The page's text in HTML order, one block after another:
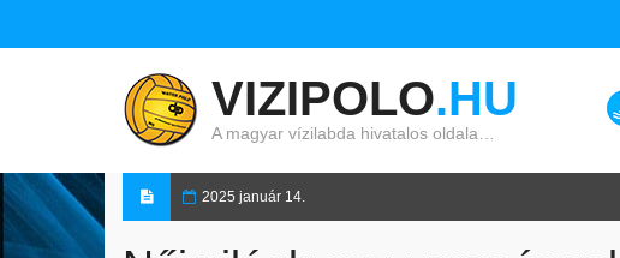
VIZIPOLO.HU
A magyar vízilabda hivatalos oldala…
2025 január 14.